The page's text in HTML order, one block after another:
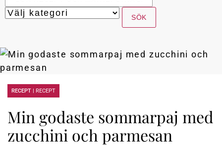
SENASTE
Dom öppnar för rätt till garantipension
30 JUL
SENASTE
Snart kan telefonförsäljning förbjudas i Sverige
Hyror rusar ifrån äldres bostadstillägg
28 JUL
RECEPT | RECEPT
Min godaste sommarpaj med
zucchini och parmesan